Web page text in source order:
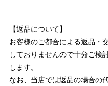
【返品について】
お客様のご都合による返品・
しておりませんので十分ご検
します。
なお、当店では返品の場合の